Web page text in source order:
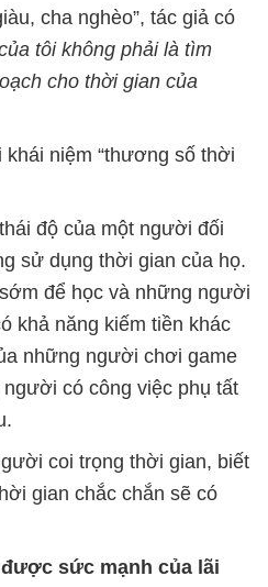
cha nghèo”, tác giả có
tôi không phải là tìm
cho thời gian của
niệm “thương số thời
độ của một người đối
sử dụng thời gian của họ.
để học và những người
khả năng kiếm tiền khác
những người chơi game
có công việc phụ tất
coi trọng thời gian, biết
gian chắc chắn sẽ có
sức mạnh của lãi